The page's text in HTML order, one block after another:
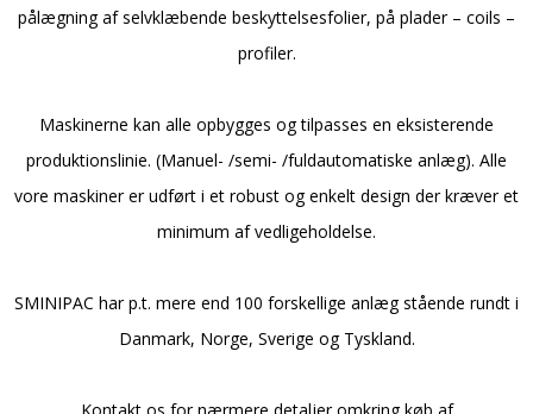
pålægning af selvklæbende beskyttelsesfolier, på plader – coils –
profiler.
Maskinerne kan alle opbygges og tilpasses en eksisterende
produktionslinie. (Manuel- /semi- /fuldautomatiske anlæg). Alle
vore maskiner er udført i et robust og enkelt design der kræver et
minimum af vedligeholdelse.
SMINIPAC har p.t. mere end 100 forskellige anlæg stående rundt i
Danmark, Norge, Sverige og Tyskland.